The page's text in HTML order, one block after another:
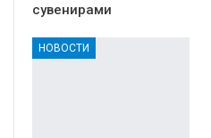
сувенирами
НОВОСТИ